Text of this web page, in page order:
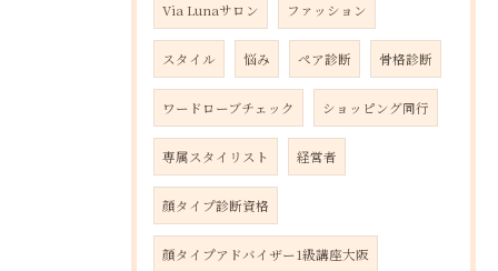
Via Lunaサロン ファッション
スタイル 悩み ペア診断 骨格診断
ワードローブチェック ショッピング同行
専属スタイリスト 経営者
顔タイプ診断資格
顔タイプアドバイザー1級講座大阪